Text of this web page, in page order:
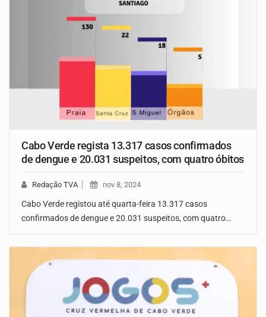
Cabo Verde regista 13.317 casos confirmados
de dengue e 20.031 suspeitos, com quatro óbitos
Redação TVA nov 8, 2024
Cabo Verde registou até quarta-feira 13.317 casos
confirmados de dengue e 20.031 suspeitos, com quatro…